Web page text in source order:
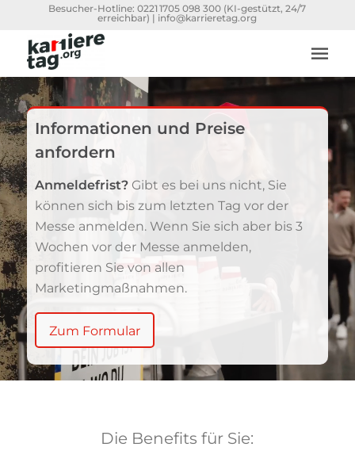
Besucher-Hotline:0221 1705 098 300 (KI-gestützt, 24/7
erreichbar) | info@karrieretag.org
Informationen und Preise
anfordern
Anmeldefrist? Gibt es bei uns nicht, Sie
können sich bis zum letzten Tag vor der
Messe anmelden. Wenn Sie sich aber bis 3
Wochen vor der Messe anmelden,
profitieren Sie von allen
Marketingmaßnahmen.
Zum Formular
Die Benefits für Sie: